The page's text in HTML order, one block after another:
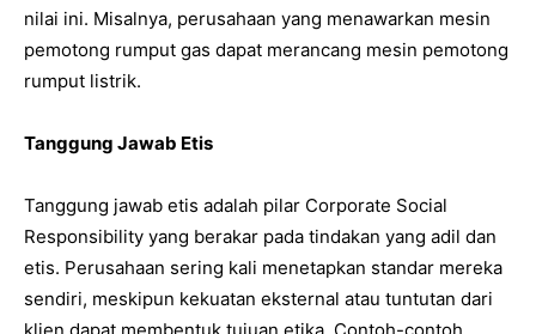
nilai ini. Misalnya, perusahaan yang menawarkan mesin
pemotong rumput gas dapat merancang mesin pemotong
rumput listrik.
Tanggung Jawab Etis
Tanggung jawab etis adalah pilar Corporate Social
Responsibility yang berakar pada tindakan yang adil dan
etis. Perusahaan sering kali menetapkan standar mereka
sendiri, meskipun kekuatan eksternal atau tuntutan dari
klien dapat membentuk tujuan etika. Contoh-contoh